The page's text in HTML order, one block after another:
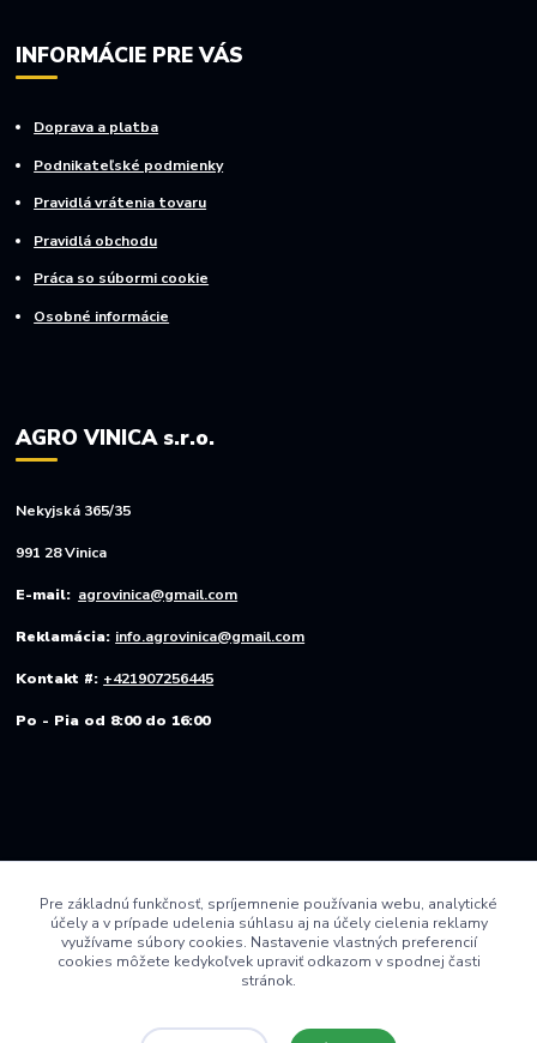
INFORMÁCIE PRE VÁS
Doprava a platba
Podnikateľské podmienky
Pravidlá vrátenia tovaru
Pravidlá obchodu
Práca so súbormi cookie
Osobné informácie
AGRO VINICA s.r.o.
Nekyjská 365/35
991 28 Vinica
E-mail: agrovinica@gmail.com
Reklamácia: info.agrovinica@gmail.com
Kontakt #: +421907256445
Po - Pia od 8:00 do 16:00
Pre základnú funkčnosť, spríjemnenie používania webu, analytické
účely a v prípade udelenia súhlasu aj na účely cielenia reklamy
využívame súbory cookies. Nastavenie vlastných preferencií
cookies môžete kedykoľvek upraviť odkazom v spodnej časti
stránok.